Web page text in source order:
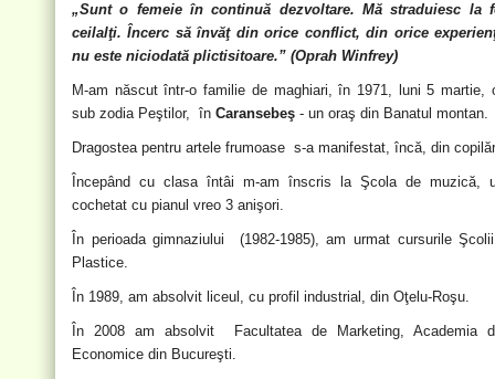
„Sunt o femeie în continuă dezvoltare. Mă straduiesc la
ceilalţi. Încerc să învăţ din orice conflict, din orice
nu este niciodată plictisitoare.” (Oprah Winfrey)
M-am născut într-o familie de maghiari, în 1971, luni 5 martie,
sub zodia Peştilor, în Caransebeş - un oraş din Banatul montan.
Dragostea pentru artele frumoase s-a manifestat, încă, din
Începând cu clasa întâi m-am înscris la Şcola de muzică,
cochetat cu pianul vreo 3 anişori.
În perioada gimnaziului (1982-1985), am urmat cursurile
Plastice.
În 1989, am absolvit liceul, cu profil industrial, din Oţelu-Roşu.
În 2008 am absolvit Facultatea de Marketing, Academia
Economice din Bucureşti.